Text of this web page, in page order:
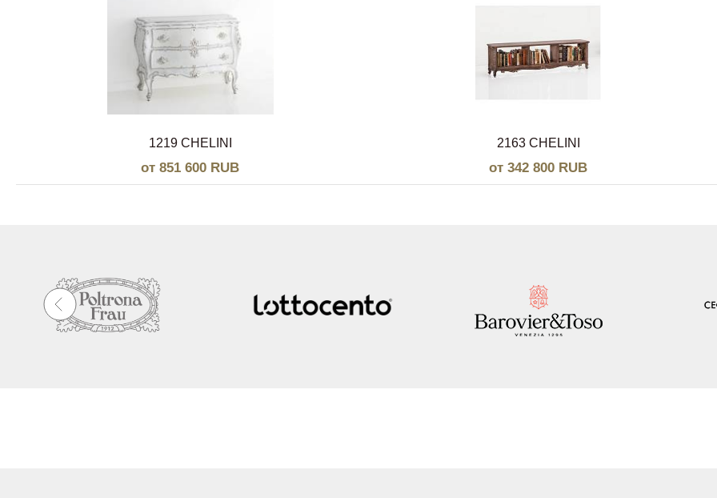
1219 CHELINI
от 851 600 RUB
2163 CHELINI
от 342 800 RUB